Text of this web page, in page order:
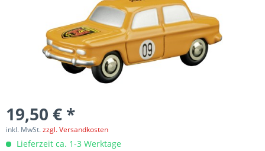
19,50 € *
inkl. MwSt.zzgl. Versandkosten
Lieferzeit ca. 1-3 Werktage